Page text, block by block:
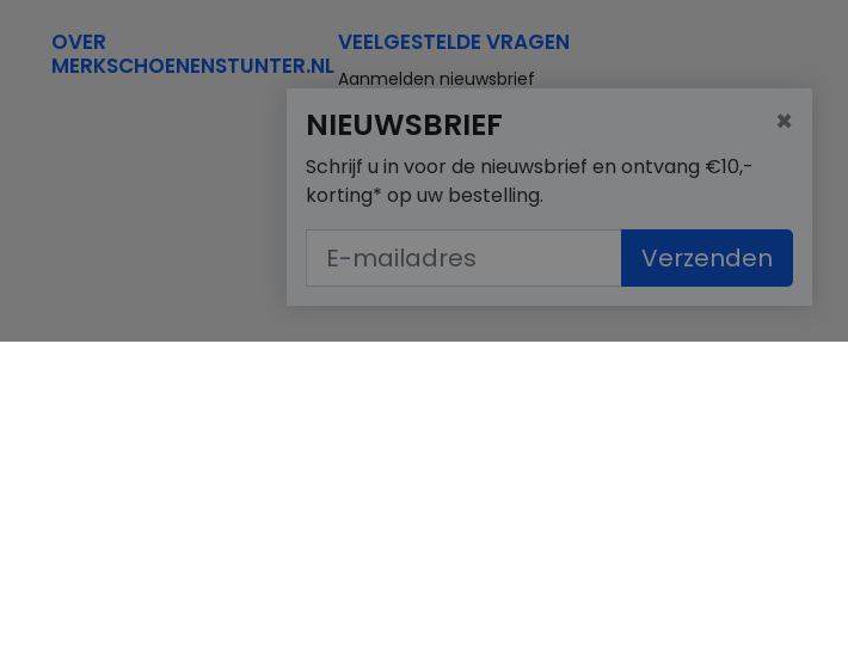
OVER
MERKSCHOENENSTUNTER.NL
VEELGESTELDE VRAGEN
Aanmelden nieuwsbrief
×
NIEUWSBRIEF
Schrijf u in voor de nieuwsbrief en ontvang €10,-
korting* op uw bestelling.
Verzenden